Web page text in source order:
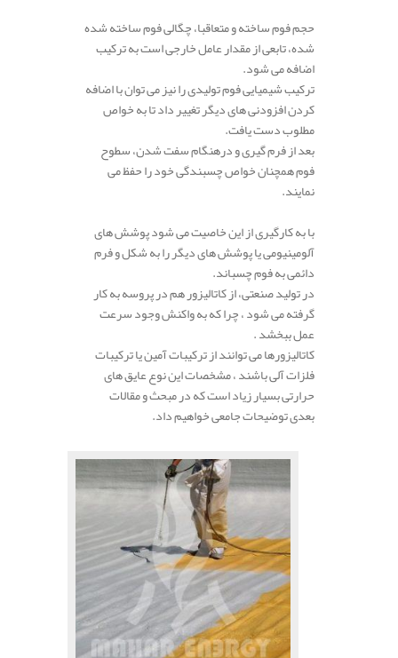
حجم فوم ساخته و متعاقبا، چگالی فوم ساخته شده
شده، تابعی از مقدار عامل خارجی است به ترکیب
اضافه می شود.
ترکیب شیمیایی فوم تولیدی را نیز می توان با اضافه
کردن افزودنی های دیگر تغییر داد تا به خواص
مطلوب دست یافت.
بعد از فرم گیری و درهنگام سفت شدن، سطوح
فوم همچنان خواص چسبندگی خود را حفظ می
نمایند.
با به کارگیری از این خاصیت می شود پوشش های
آلومینیومی یا پوشش های دیگر را به شکل و فرم
دائمی به فوم چسباند.
در تولید صنعتی، از کاتالیزور هم در پروسه به کار
گرفته می شود ، چرا که به واکنش وجود سرعت
عمل ببخشد .
کاتالیزورها می توانند از ترکیبات آمین یا ترکیبات
فلزات آلی باشند ، مشخصات این نوع عایق های
حرارتی بسیار زیاد است که در مبحث و مقالات
بعدی توضیحات جامعی خواهیم داد.